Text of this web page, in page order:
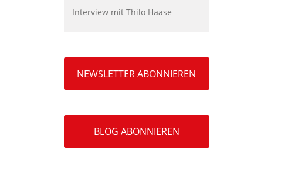
Interview mit Thilo Haase
NEWSLETTER ABONNIEREN
BLOG ABONNIEREN